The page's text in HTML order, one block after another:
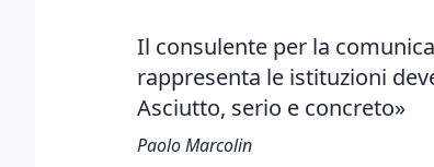
Il consulente per la
rappresenta le istituzioni
Asciutto, serio e concreto»
Paolo Marcolin